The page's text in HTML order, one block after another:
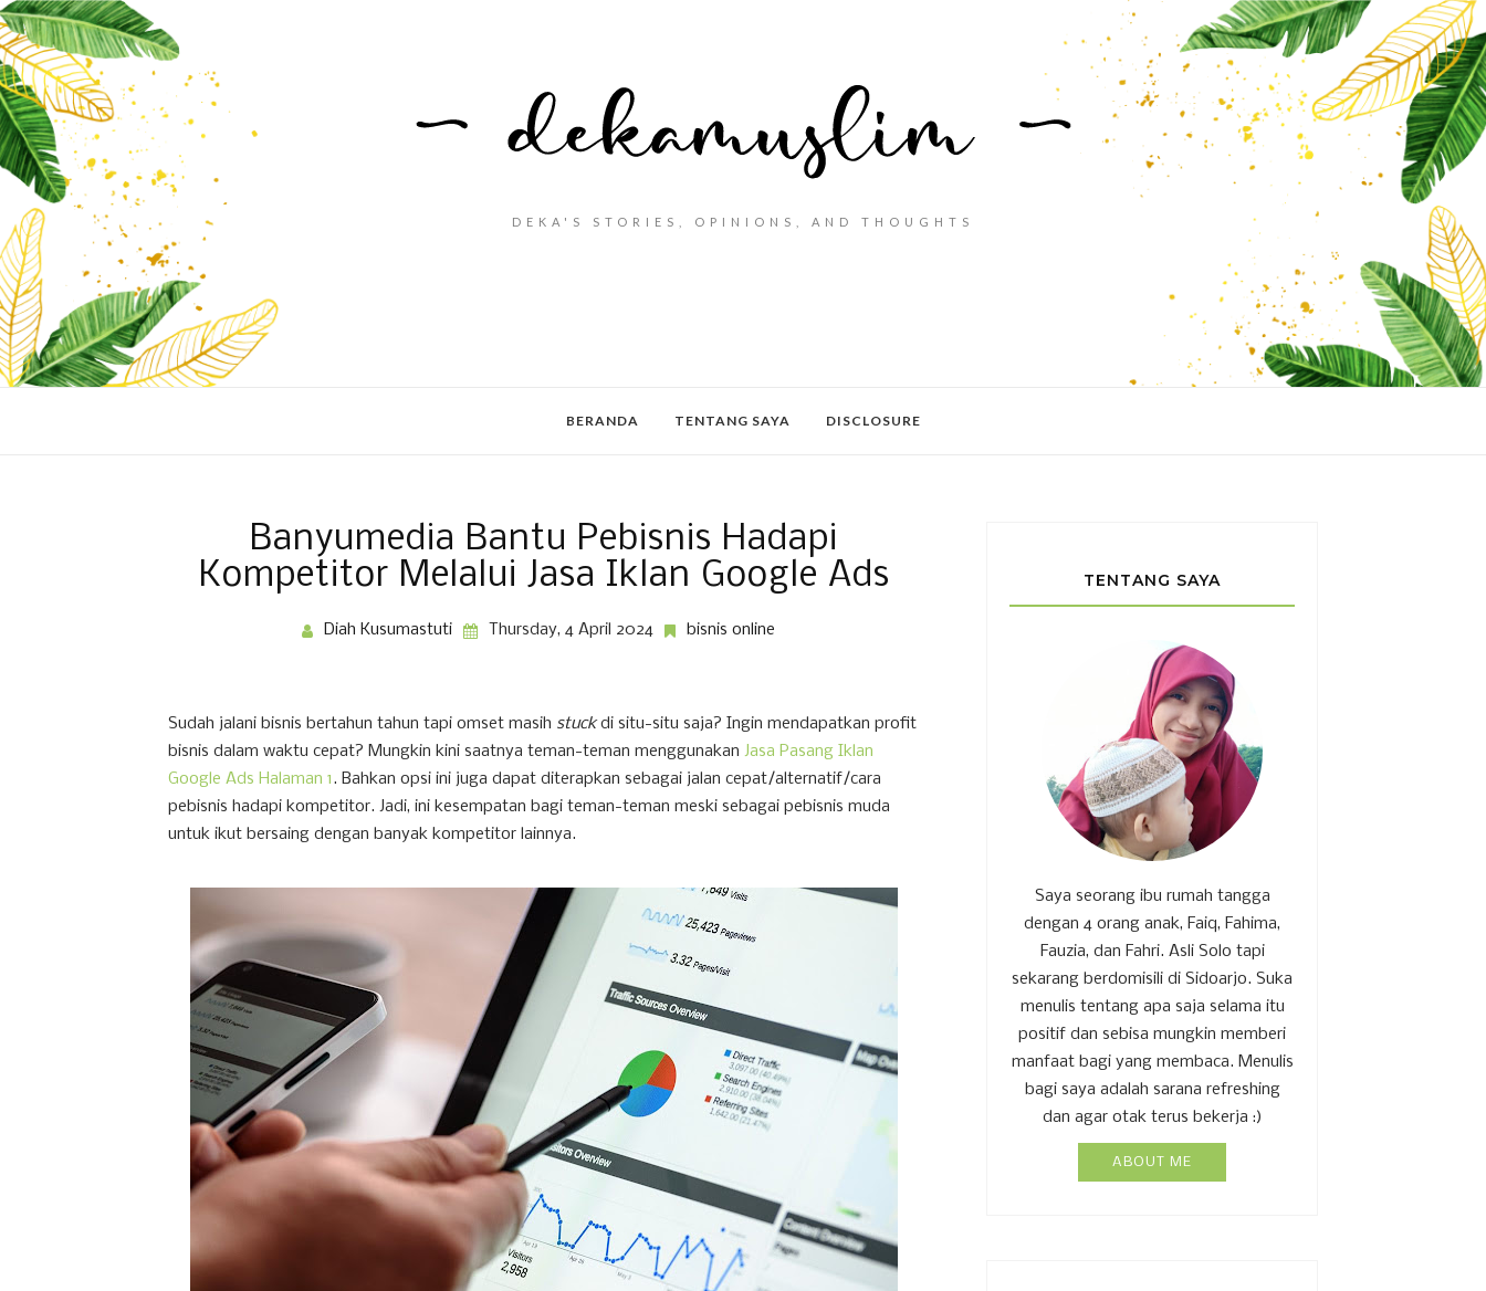
DEKA'S STORIES, OPINIONS, AND THOUGHTS
BERANDA TENTANG SAYA DISCLOSURE
Banyumedia Bantu Pebisnis Hadapi
Kompetitor Melalui Jasa Iklan Google Ads
Diah Kusumastuti Thursday, 4 April 2024 bisnis online
Sudah jalani bisnis bertahun tahun tapi omset masih stuckdi situ-situ saja? Ingin mendapatkan profit
bisnis dalam waktu cepat? Mungkin kini saatnya teman-teman menggunakan Jasa Pasang Iklan
Google Ads Halaman 1. Bahkan opsi ini juga dapat diterapkan sebagai jalan cepat/alternatif/cara
pebisnis hadapi kompetitor. Jadi, ini kesempatan bagi teman-teman meski sebagai pebisnis muda
untuk ikut bersaing dengan banyak kompetitor lainnya.
TENTANG SAYA
Saya seorang ibu rumah tangga
dengan 4 orang anak, Faiq, Fahima,
Fauzia, dan Fahri. Asli Solo tapi
sekarang berdomisili di Sidoarjo. Suka
menulis tentang apa saja selama itu
positif dan sebisa mungkin memberi
manfaat bagi yang membaca. Menulis
bagi saya adalah sarana refreshing
dan agar otak terus bekerja :)
ABOUT ME